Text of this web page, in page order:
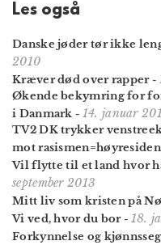
Les også
Danske jøder tør ikke
2010
Kræver død over rapper-
Økende bekymring for
i Danmark - 14. januar
TV2 DK trykker
mot rasismen=høyresiden
Vil flytte til et land hvor
september 2013
Mitt liv som kristen på
Vi ved, hvor du bor- 18.
Forkynnelse og